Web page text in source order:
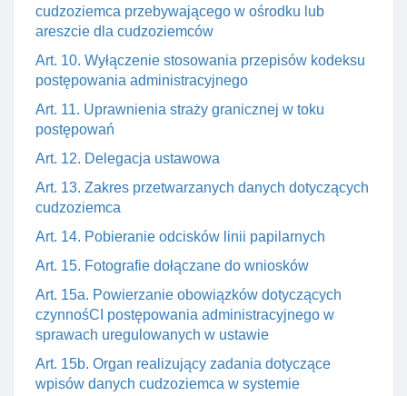
cudzoziemca przebywającego w ośrodku lub
areszcie dla cudzoziemców
Art. 10. Wyłączenie stosowania przepisów kodeksu
postępowania administracyjnego
Art. 11. Uprawnienia straży granicznej w toku
postępowań
Art. 12. Delegacja ustawowa
Art. 13. Zakres przetwarzanych danych dotyczących
cudzoziemca
Art. 14. Pobieranie odcisków linii papilarnych
Art. 15. Fotografie dołączane do wniosków
Art. 15a. Powierzanie obowiązków dotyczących
czynnośCI postępowania administracyjnego w
sprawach uregulowanych w ustawie
Art. 15b. Organ realizujący zadania dotyczące
wpisów danych cudzoziemca w systemie